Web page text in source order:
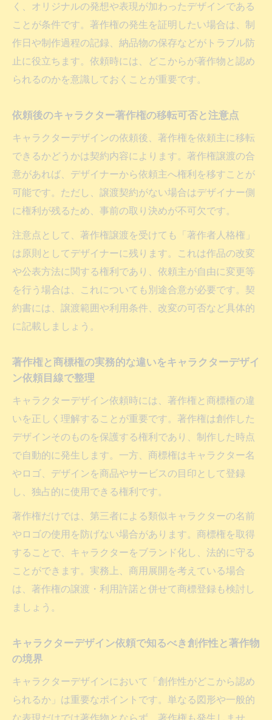
く、オリジナルの発想や表現が加わったデザインである
ことが条件です。著作権の発生を証明したい場合は、制
作日や制作過程の記録、納品物の保存などがトラブル防
止に役立ちます。依頼時には、どこからが著作物と認め
られるのかを意識しておくことが重要です。
依頼後のキャラクター著作権の移転可否と注意点
キャラクターデザインの依頼後、著作権を依頼主に移転
できるかどうかは契約内容によります。著作権譲渡の合
意があれば、デザイナーから依頼主へ権利を移すことが
可能です。ただし、譲渡契約がない場合はデザイナー側
に権利が残るため、事前の取り決めが不可欠です。
注意点として、著作権譲渡を受けても「著作者人格権」
は原則としてデザイナーに残ります。これは作品の改変
や公表方法に関する権利であり、依頼主が自由に変更等
を行う場合は、これについても別途合意が必要です。契
約書には、譲渡範囲や利用条件、改変の可否など具体的
に記載しましょう。
著作権と商標権の実務的な違いをキャラクターデザイ
ン依頼目線で整理
キャラクターデザイン依頼時には、著作権と商標権の違
いを正しく理解することが重要です。著作権は創作した
デザインそのものを保護する権利であり、制作した時点
で自動的に発生します。一方、商標権はキャラクター名
やロゴ、デザインを商品やサービスの目印として登録
し、独占的に使用できる権利です。
著作権だけでは、第三者による類似キャラクターの名前
やロゴの使用を防げない場合があります。商標権を取得
することで、キャラクターをブランド化し、法的に守る
ことができます。実務上、商用展開を考えている場合
は、著作権の譲渡・利用許諾と併せて商標登録も検討し
ましょう。
キャラクターデザイン依頼で知るべき創作性と著作物
の境界
キャラクターデザインにおいて「創作性がどこから認め
られるか」は重要なポイントです。単なる図形や一般的
な表現だけでは著作物とならず、著作権も発生しませ